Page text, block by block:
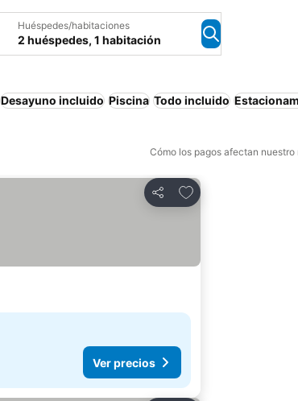
Huéspedes/habitaciones
2 huéspedes, 1 habitación
Desayuno incluido Piscina Todo incluido
Cómo los pagos afectan nuestro
Compartir
Agregar a favoritos
Ver precios